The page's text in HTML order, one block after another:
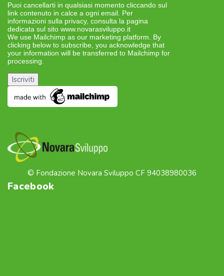
Puoi cancellarti in qualsiasi momento cliccando sul
link contenuto in calce a ogni email. Per
informazioni sulla privacy, consulta la pagina
dedicata sul sito www.novarasviluppo.it
We use Mailchimp as our marketing platform. By
clicking below to subscribe, you acknowledge that
your information will be transferred to Mailchimp for
processing.
© Fondazione Novara Sviluppo CF 94038980036
Facebook